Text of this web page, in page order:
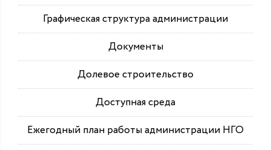
Графическая структура администрации
Документы
Долевое строительство
Доступная среда
Ежегодный план работы администрации НГО